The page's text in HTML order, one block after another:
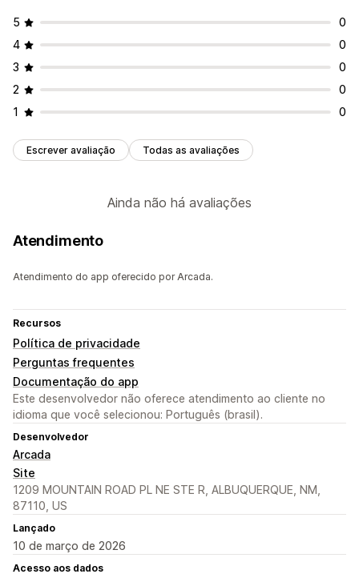
5
0
4
0
3
0
2
0
1
0
Escrever avaliação Todas as avaliações
Ainda não há avaliações
Atendimento
Atendimento do app oferecido por Arcada.
Recursos
Política de privacidade
Perguntas frequentes
Documentação do app
Este desenvolvedor não oferece atendimento ao cliente no
idioma que você selecionou: Português (brasil).
Desenvolvedor
Arcada
Site
1209 MOUNTAIN ROAD PL NE STE R, ALBUQUERQUE, NM,
87110, US
Lançado
10 de março de 2026
Acesso aos dados